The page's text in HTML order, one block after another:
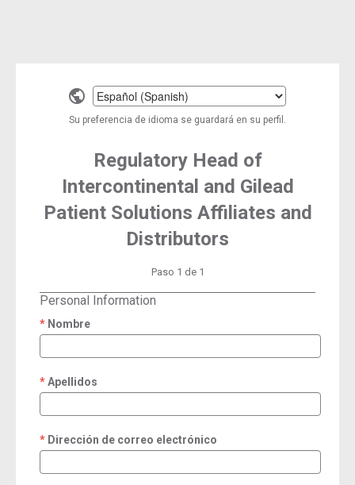
Select
a
language
Su preferencia de idioma se guardará en su perfil.
Regulatory Head of
Intercontinental and Gilead
Patient Solutions Affiliates and
Distributors
Paso 1 de 1
Personal Information
Nombre
required
Apellidos
required
Dirección de correo electrónico
required